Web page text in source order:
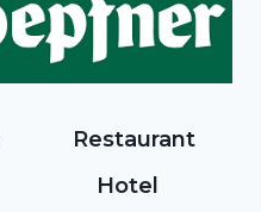
Restaurant
Hotel